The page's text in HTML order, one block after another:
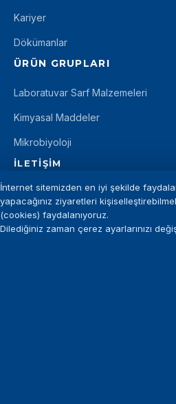
Kariyer
Dökümanlar
ÜRÜN GRUPLARI
Laboratuvar Sarf Malzemeleri
Kimyasal Maddeler
Mikrobiyoloji
İLETIŞIM
+90 212 875 11 12
info@introgen.com.tr
+90 212 875 29 94
İnternet sitemizden en iyi şekilde
yapacağınız ziyaretleri
(cookies) faydalanıyoruz.
Dilediğiniz zaman çerez ayarlarınızı